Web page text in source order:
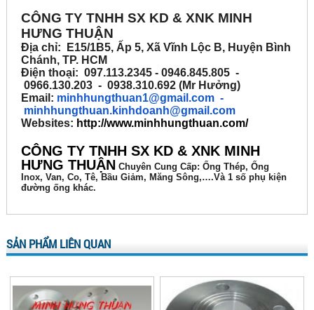
CÔNG TY TNHH SX KD & XNK MINH
HƯNG THUẬN
Địa chỉ: E15/1B5, Ấp 5, Xã Vĩnh Lộc B, Huyện Bình
Chánh, TP. HCM
Điện thoại: 097.113.2345 - 0946.845.805 -
0966.130.203 - 0938.310.692 (Mr Hưởng)
Email: minhhungthuan1@gmail.com -
minhhungthuan.kinhdoanh@gmail.com
Websites: http://www.minhhungthuan.com/
CÔNG TY TNHH SX KD & XNK MINH
HƯNG THUẬN ChuyênCung Cấp: Ống Thép, Ống
Inox, Van, Co, Tê, Bầu Giảm, Măng Sông,….Và 1 số phụ kiện
đường ống khác.
SẢN PHẨM LIÊN QUAN